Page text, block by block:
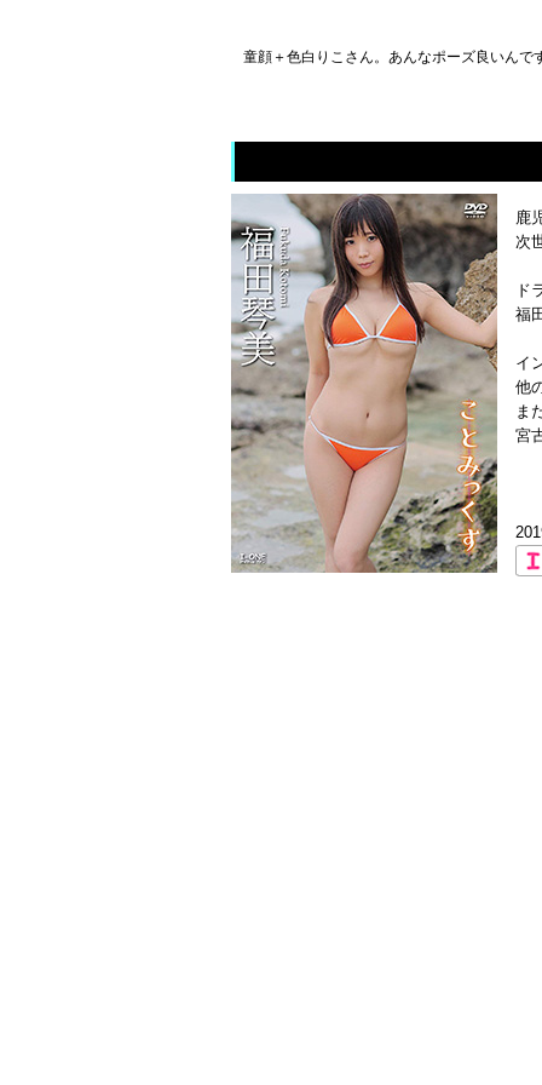
童顔＋色白りこさん。あんなポーズ良いん
鹿
次
ド
福
イ
他
ま
宮